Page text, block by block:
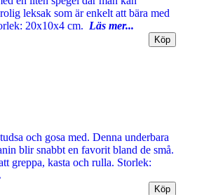
leksak som är enkelt att bära med
20x10x4 cm. Läs mer...
och gosa med. Denna underbara
blir snabbt en favorit bland de små.
greppa, kasta och rulla. Storlek: